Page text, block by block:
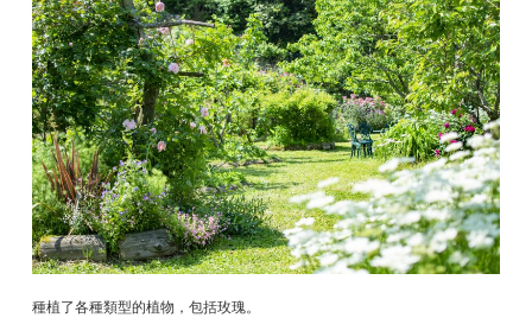
種植了各種類型的植物，包括玫瑰。